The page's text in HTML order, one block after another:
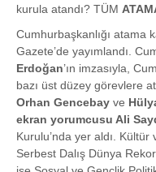
kurula atandı? TÜM
Cumhurbaşkanlığı atama
Gazete’de yayımlandı.
Erdoğan’ın imzasıyla,
bazı üst düzey görevlere
Orhan Gencebay ve
ekran yorumcusu Ali
Kurulu’nda yer aldı. Kültür
Serbest Dalış Dünya